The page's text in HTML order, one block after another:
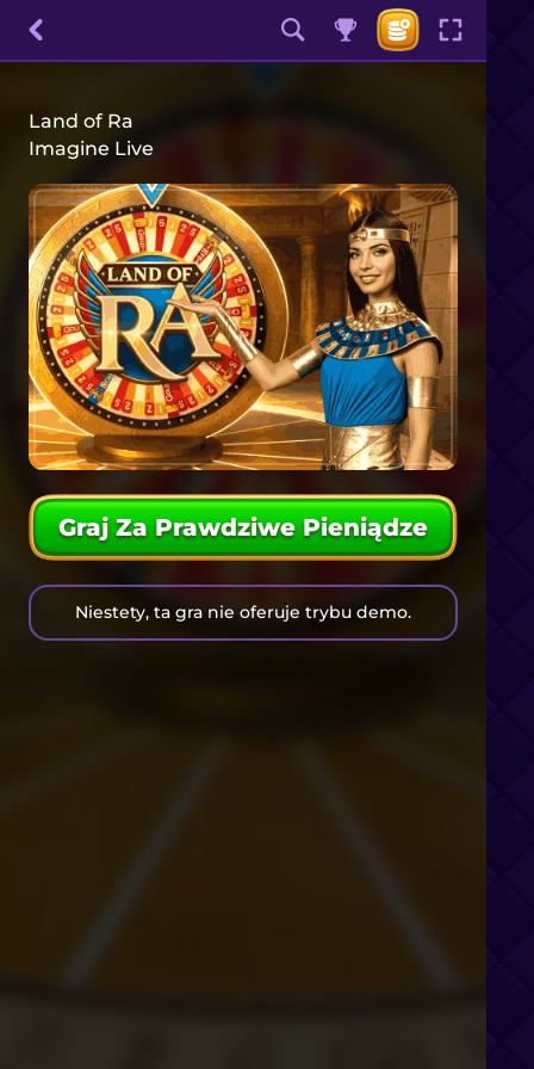
Land of Ra
Imagine Live
Graj Za Prawdziwe Pieniądze
Niestety, ta gra nie oferuje trybu demo.